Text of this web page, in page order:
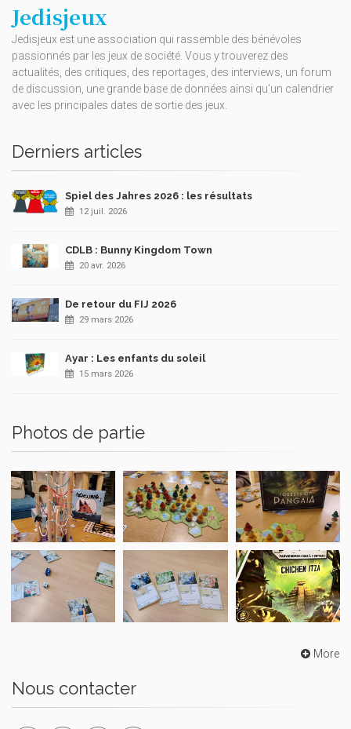
Jedisjeux
Jedisjeux est une association qui rassemble des bénévoles
passionnés par les jeux de société. Vous y trouverez des
actualités, des critiques, des reportages, des interviews, un forum
de discussion, une grande base de données ainsi qu’un calendrier
avec les principales dates de sortie des jeux.
Derniers articles
Spiel des Jahres 2026 : les résultats
12 juil. 2026
CDLB : Bunny Kingdom Town
20 avr. 2026
De retour du FIJ 2026
29 mars 2026
Ayar : Les enfants du soleil
15 mars 2026
Photos de partie
More
Nous contacter